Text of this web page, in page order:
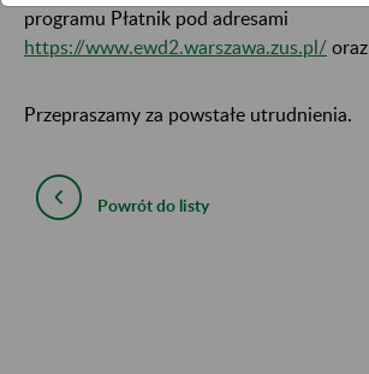
programu Płatnik pod adresami
https://www.ewd2.warszawa.zus.pl/ oraz
Przepraszamy za powstałe utrudnienia.
Powrót do listy